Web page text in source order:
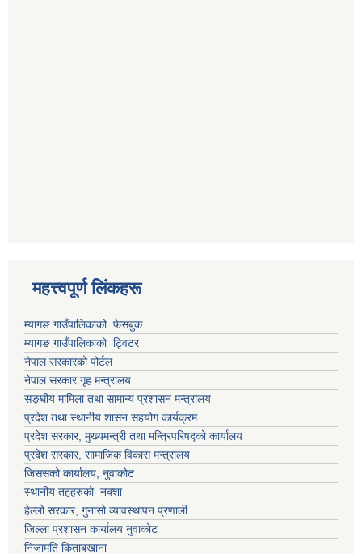
महत्त्वपूर्ण लिंकहरू
म्यागङ गाउँपालिकाको फेसबुक
म्यागङ गाउँपालिकाको ट्विटर
नेपाल सरकारको पोर्टल
नेपाल सरकार गृह मन्त्रालय
सङ्घीय मामिला तथा सामान्य प्रशासन मन्त्रालय
प्रदेश तथा स्थानीय शासन सहयोग कार्यक्रम
प्रदेश सरकार, मुख्यमन्त्री तथा मन्त्रिपरिषद्को कार्यालय
प्रदेश सरकार, सामाजिक विकास मन्त्रालय
जिससको कार्यालय, नुवाकोट
स्थानीय तहहरुको नक्शा
हेल्लो सरकार, गुनासो व्यावस्थापन प्रणाली
जिल्ला प्रशासन कार्यालय नुवाकोट
निजामति किताबखाना